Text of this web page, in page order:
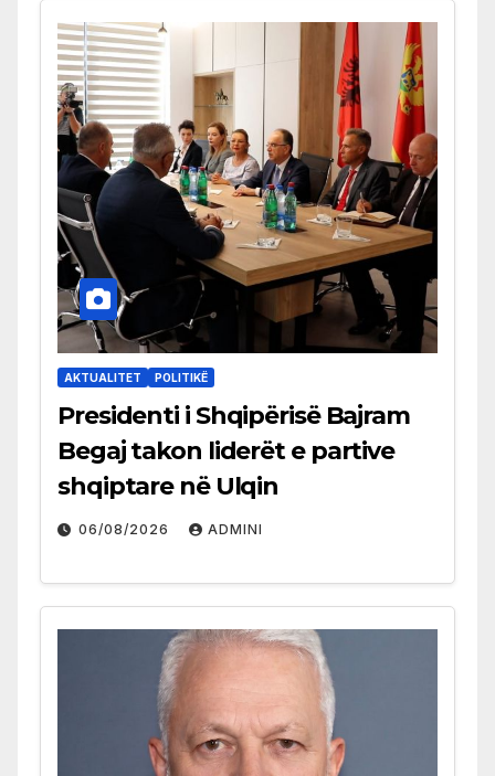
AKTUALITET POLITIKË
Presidenti i Shqipërisë Bajram
Begaj takon liderët e partive
shqiptare në Ulqin
06/08/2026 ADMINI